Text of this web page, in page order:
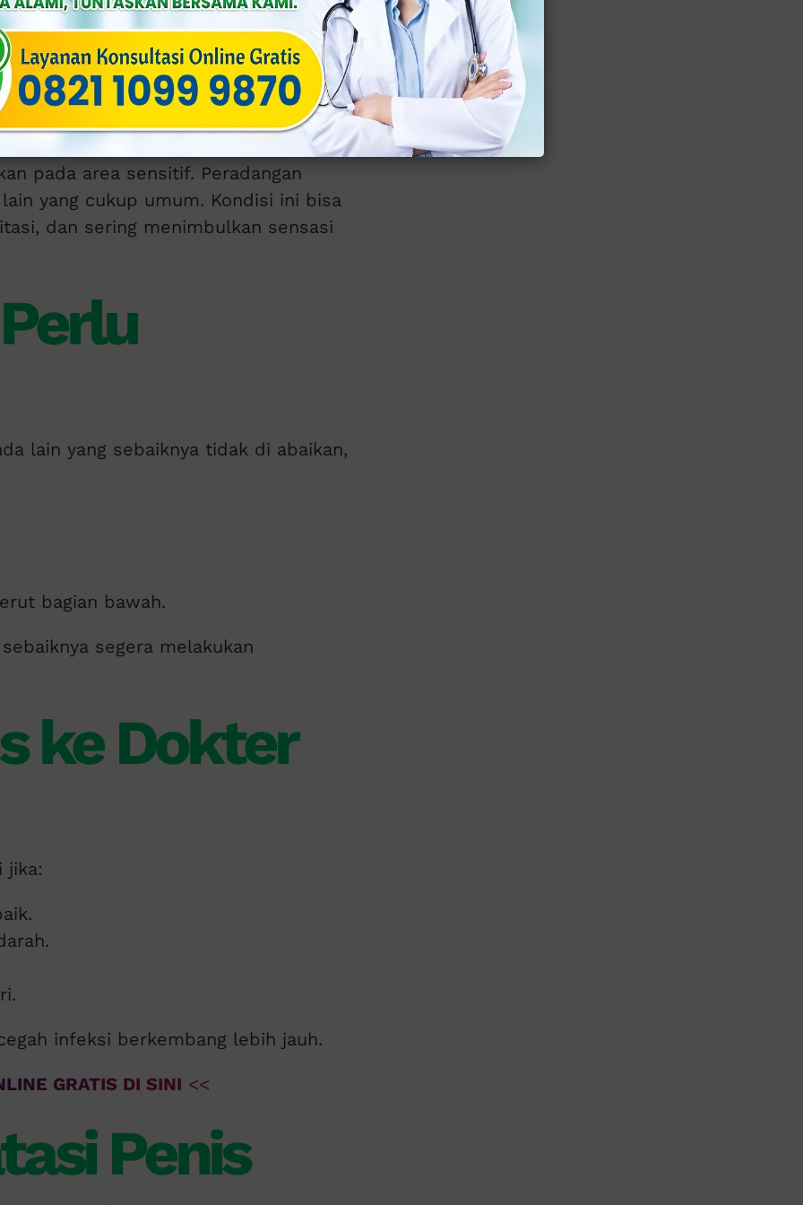
seperti keluarnya cairan tidak
cedera pada area penis juga
sabun yang terlalu keras, aktivitas
pada area sensitif. Peradangan
yang cukup umum. Kondisi ini bisa
dan sering menimbulkan sensasi
lain yang sebaiknya tidak di abaikan,
bagian bawah.
segera melakukan
ke Dokter
jika:
infeksi berkembang lebih jauh.
GRATIS DI SINI <<
Penis